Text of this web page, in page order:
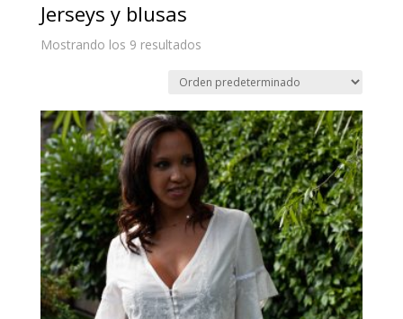
Jerseys y blusas
Mostrando los 9 resultados